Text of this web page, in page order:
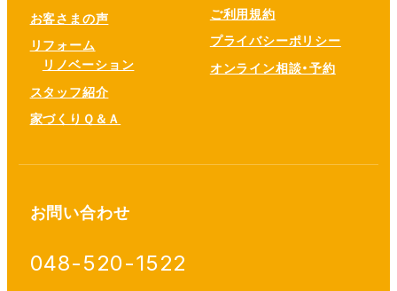
お客さまの声
リフォーム
リノベーション
スタッフ紹介
家づくりＱ＆Ａ
ご利用規約
プライバシーポリシー
オンライン相談・予約
お問い合わせ
048-520-1522